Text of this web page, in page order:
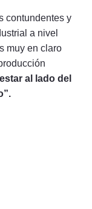
contundentes y
a nivel
muy en claro
al lado del